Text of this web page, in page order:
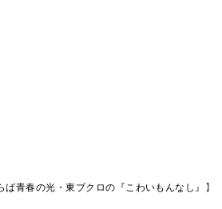
ば青春の光・東ブクロの『こわいもんなし』